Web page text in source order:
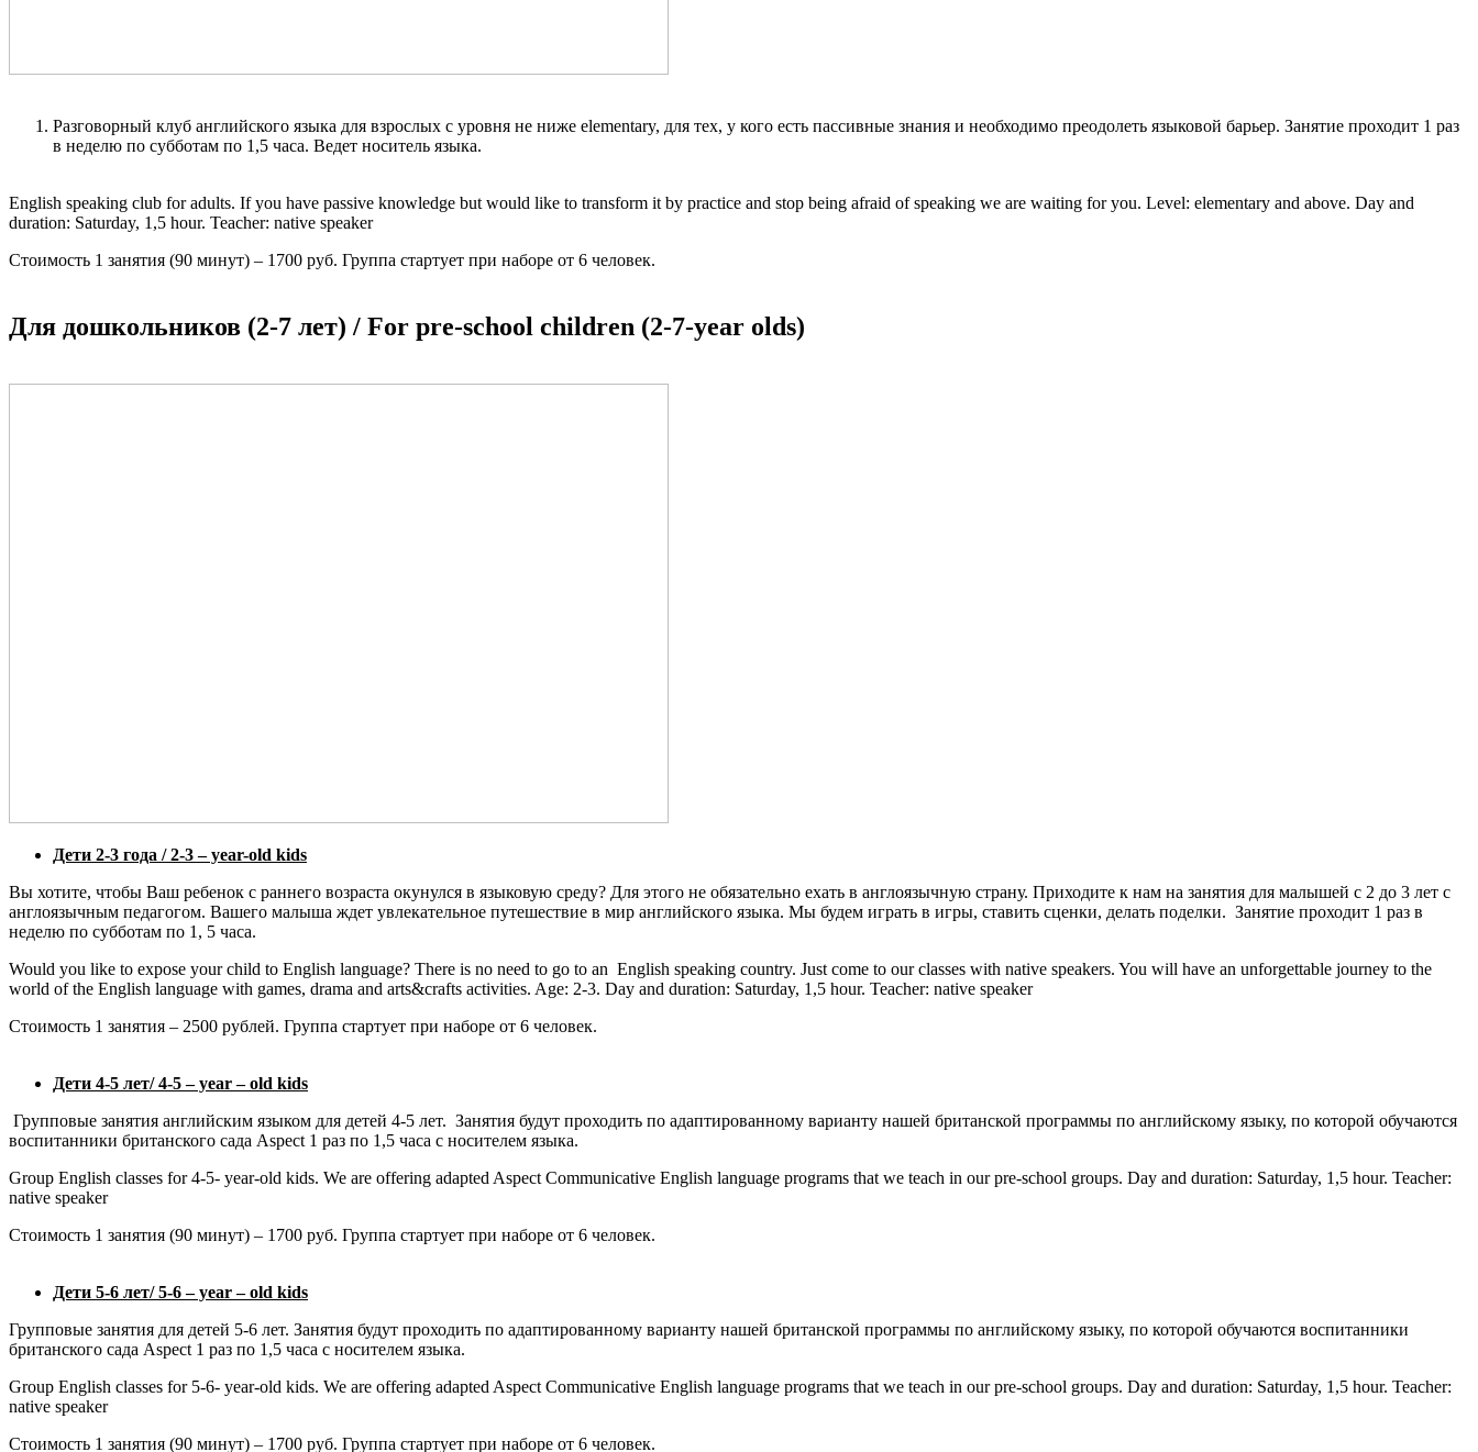
Разговорный клуб английского языка для взрослых с уровня не ниже elementary, для тех, у кого есть пассивные знания и необходимо преодолеть языковой барьер. Занятие проходит 1 раз
в неделю по субботам по 1,5 часа. Ведет носитель языка.
English speaking club for adults. If you have passive knowledge but would like to transform it by practice and stop being afraid of speaking we are waiting for you. Level: elementary and above. Day and
duration: Saturday, 1,5 hour. Teacher: native speaker
Стоимость 1 занятия (90 минут) – 1700 руб. Группа стартует при наборе от 6 человек.
Для дошкольников (2-7 лет) / For pre-school children (2-7-year olds)
Дети 2-3 года / 2-3 – year-old kids
Вы хотите, чтобы Ваш ребенок с раннего возраста окунулся в языковую среду? Для этого не обязательно ехать в англоязычную страну. Приходите к нам на занятия для малышей с 2 до 3 лет с
англоязычным педагогом. Вашего малыша ждет увлекательное путешествие в мир английского языка. Мы будем играть в игры, ставить сценки, делать поделки. Занятие проходит 1 раз в
неделю по субботам по 1, 5 часа.
Would you like to expose your child to English language? There is no need to go to an English speaking country. Just come to our classes with native speakers. You will have an unforgettable journey to the
world of the English language with games, drama and arts&crafts activities. Age: 2-3. Day and duration: Saturday, 1,5 hour. Teacher: native speaker
Стоимость 1 занятия – 2500 рублей. Группа стартует при наборе от 6 человек.
Дети 4-5 лет/ 4-5 – year – old kids
Групповые занятия английским языком для детей 4-5 лет. Занятия будут проходить по адаптированному варианту нашей британской программы по английскому языку, по которой обучаются
воспитанники британского сада Aspect 1 раз по 1,5 часа с носителем языка.
Group English classes for 4-5- year-old kids. We are offering adapted Aspect Communicative English language programs that we teach in our pre-school groups. Day and duration: Saturday, 1,5 hour. Teacher:
native speaker
Стоимость 1 занятия (90 минут) – 1700 руб. Группа стартует при наборе от 6 человек.
Дети 5-6 лет/ 5-6 – year – old kids
Групповые занятия для детей 5-6 лет. Занятия будут проходить по адаптированному варианту нашей британской программы по английскому языку, по которой обучаются воспитанники
британского сада Aspect 1 раз по 1,5 часа с носителем языка.
Group English classes for 5-6- year-old kids. We are offering adapted Aspect Communicative English language programs that we teach in our pre-school groups. Day and duration: Saturday, 1,5 hour. Teacher:
native speaker
Стоимость 1 занятия (90 минут) – 1700 руб. Группа стартует при наборе от 6 человек.